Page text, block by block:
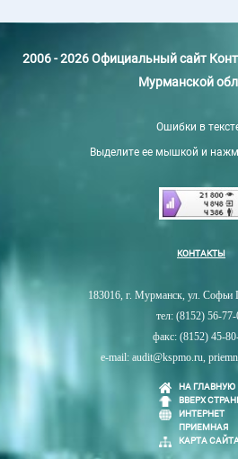
2006 - 2026 Официальный сайт
Мурманской
Ошибки в
Выделите ее мышкой и
КОНТАКТЫ
183016, г. Мурманск, ул. Софьи
тел: (8152) 56-77-
факс: (8152) 45-
e-mail: audit@kspmo.ru,
НА ГЛАВНУЮ
ВВЕРХ
ИНТЕРНЕТ
ПРИЕМНАЯ
КАРТА